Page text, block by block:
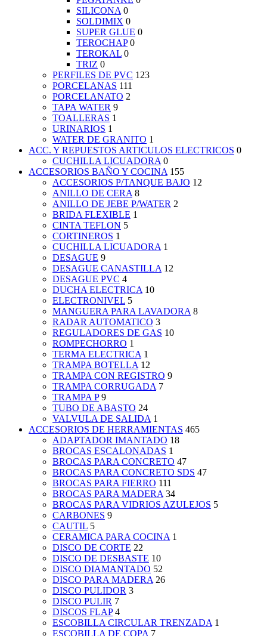
SILICONA 0
SOLDIMIX 0
SUPER GLUE 0
TEROCHAP 0
TEROKAL 0
TRIZ 0
PERFILES DE PVC 123
PORCELANAS 111
PORCELANATO 2
TAPA WATER 9
TOALLERAS 1
URINARIOS 1
WATER DE GRANITO 1
ACC. Y REPUESTOS ARTICULOS ELECTRICOS 0
CUCHILLA LICUADORA 0
ACCESORIOS BAÑO Y COCINA 155
ACCESORIOS P/TANQUE BAJO 12
ANILLO DE CERA 8
ANILLO DE JEBE P/WATER 2
BRIDA FLEXIBLE 1
CINTA TEFLON 5
CORTINEROS 1
CUCHILLA LICUADORA 1
DESAGUE 9
DESAGUE CANASTILLA 12
DESAGUE PVC 4
DUCHA ELECTRICA 10
ELECTRONIVEL 5
MANGUERA PARA LAVADORA 8
RADAR AUTOMATICO 3
REGULADORES DE GAS 10
ROMPECHORRO 1
TERMA ELECTRICA 1
TRAMPA BOTELLA 12
TRAMPA CON REGISTRO 9
TRAMPA CORRUGADA 7
TRAMPA P 9
TUBO DE ABASTO 24
VALVULA DE SALIDA 1
ACCESORIOS DE HERRAMIENTAS 465
ADAPTADOR IMANTADO 18
BROCAS ESCALONADAS 1
BROCAS PARA CONCRETO 47
BROCAS PARA CONCRETO SDS 47
BROCAS PARA FIERRO 111
BROCAS PARA MADERA 34
BROCAS PARA VIDRIOS AZULEJOS 5
CARBONES 9
CAUTIL 5
CERAMICA PARA COCINA 1
DISCO DE CORTE 22
DISCO DE DESBASTE 10
DISCO DIAMANTADO 52
DISCO PARA MADERA 26
DISCO PULIDOR 3
DISCO PULIR 7
DISCOS FLAP 4
ESCOBILLA CIRCULAR TRENZADA 1
ESCOBILLA DE COPA 7